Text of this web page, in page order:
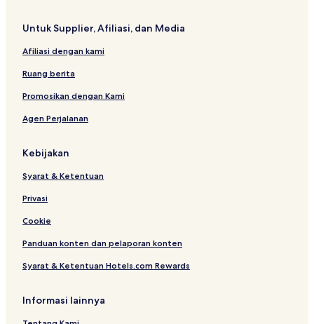
Untuk Supplier, Afiliasi, dan Media
Afiliasi dengan kami
Ruang berita
Promosikan dengan Kami
Agen Perjalanan
Kebijakan
Syarat & Ketentuan
Privasi
Cookie
Panduan konten dan pelaporan konten
Syarat & Ketentuan Hotels.com Rewards
Informasi lainnya